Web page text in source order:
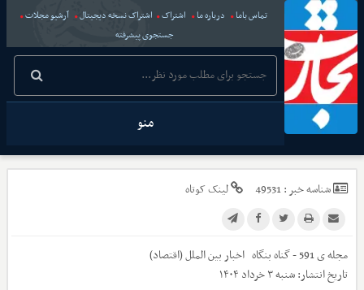
تماس باما درباره ما اشتراک اشتراک نسخه دیجیتال
آرشیو مجلات
جستجوی پیشرفته
منو
شناسه خبر :49531 لینک کوتاه
مجله ی 591 - گناه بنگاه اخباربین الملل (اقتصاد)
تاریخ انتشار:شنبه ۳ خرداد ۱۴۰۴